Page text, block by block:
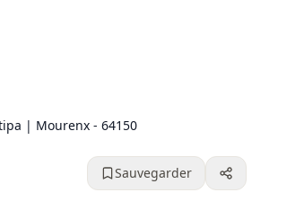
| Mourenx - 64150
Sauvegarder